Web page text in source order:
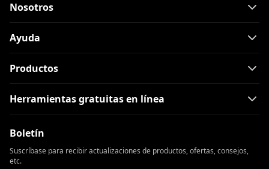
Nosotros
Ayuda
Productos
Herramientas gratuitas en línea
Boletín
Suscríbase para recibir actualizaciones de productos, ofertas, consejos,
etc.